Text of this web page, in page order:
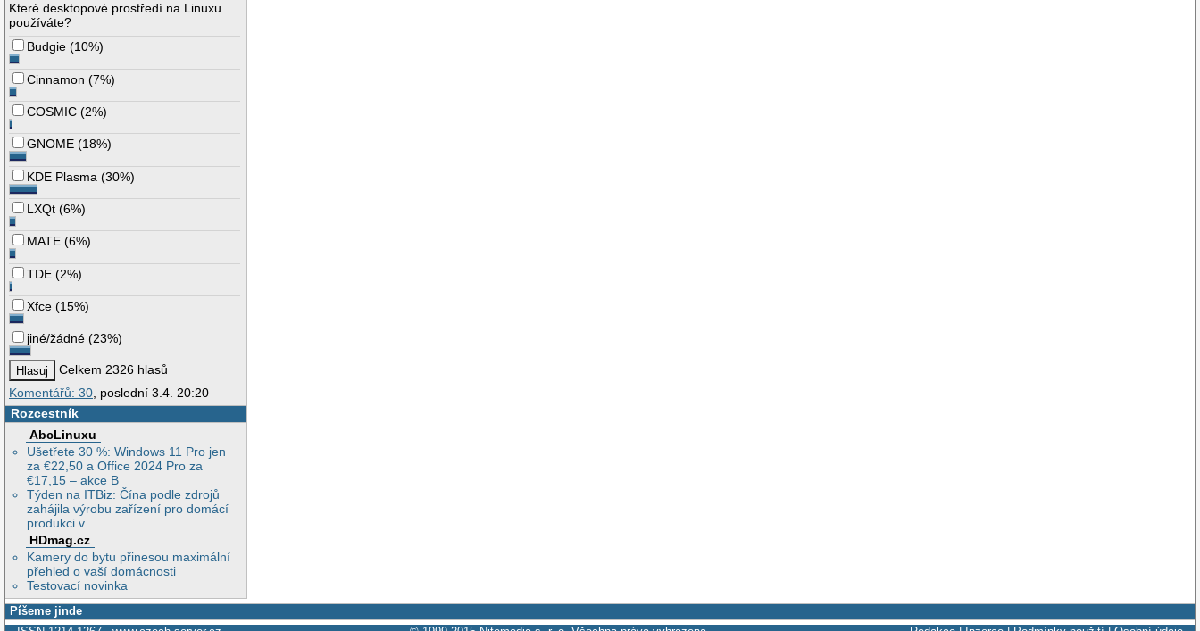
Které desktopové prostředí na Linuxu
používáte?
Budgie (10%)
Cinnamon (7%)
COSMIC (2%)
GNOME (18%)
KDE Plasma (30%)
LXQt (6%)
MATE (6%)
TDE (2%)
Xfce (15%)
jiné/žádné (23%)
Celkem 2326 hlasů
Komentářů: 30 , poslední 3.4. 20:20
Rozcestník
AbcLinuxu
Ušetřete 30 %: Windows 11 Pro jen
za €22,50 a Office 2024 Pro za
€17,15 – akce B
Týden na ITBiz: Čína podle zdrojů
zahájila výrobu zařízení pro domácí
produkci v
HDmag.cz
Kamery do bytu přinesou maximální
přehled o vaší domácnosti
Testovací novinka
Píšeme jinde